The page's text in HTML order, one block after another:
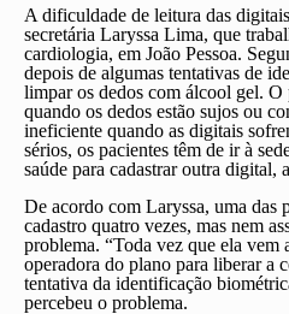
A dificuldade de leitura das
secretária Laryssa Lima, que
cardiologia, em João Pessoa.
depois de algumas tentativas de
limpar os dedos com álcool gel. O
quando os dedos estão sujos ou
ineficiente quando as digitais
sérios, os pacientes têm de ir à
saúde para cadastrar outra digital,
De acordo com Laryssa, uma das
cadastro quatro vezes, mas nem
problema. “Toda vez que ela vem
operadora do plano para liberar a
tentativa da identificação
percebeu o problema.